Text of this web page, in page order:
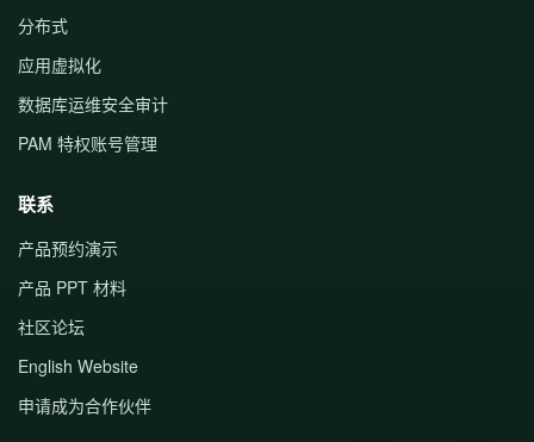
分布式
应用虚拟化
数据库运维安全审计
PAM 特权账号管理
联系
产品预约演示
产品 PPT 材料
社区论坛
English Website
申请成为合作伙伴